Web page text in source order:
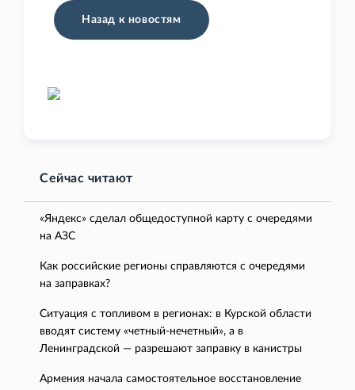
Назад к новостям
Сейчас читают
«Яндекс» сделал общедоступной карту с очередями
на АЗС
Как российские регионы справляются с очередями
на заправках?
Ситуация с топливом в регионах: в Курской области
вводят систему «четный-нечетный», а в
Ленинградской — разрешают заправку в канистры
Армения начала самостоятельное восстановление